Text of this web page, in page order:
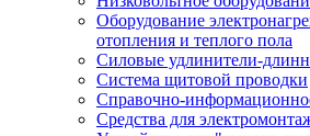
Оборудование
отопления и теплого пола
Силовые удлинители-
Система щитовой проводки
Справочно-
Средства для